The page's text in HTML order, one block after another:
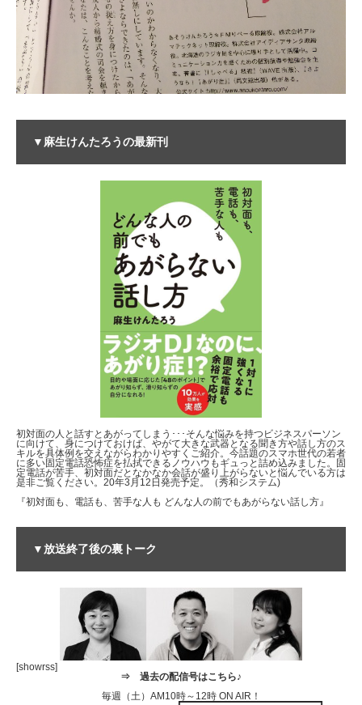
▼麻生けんたろうの最新刊
初対面の人と話すとあがってしまう･･･そんな悩みを持つビジネスパーソン
に向けて、身につけておけば、やがて大きな武器となる聞き方や話し方のス
キルを具体例を交えながらわかりやすくご紹介。今話題のスマホ世代の若者
に多い固定電話恐怖症を払拭できるノウハウもギュっと詰め込みました。固
定電話が苦手、初対面だとなかなか会話が盛り上がらないと悩んでいる方は
是非ご覧ください。20年3月12日発売予定。（秀和システム)
『初対面も、電話も、苦手な人も どんな人の前でもあがらない話し方』
▼放送終了後の裏トーク
[showrss]
⇒ 過去の配信号はこちら♪
毎週（土）AM10時～12時 ON AIR！